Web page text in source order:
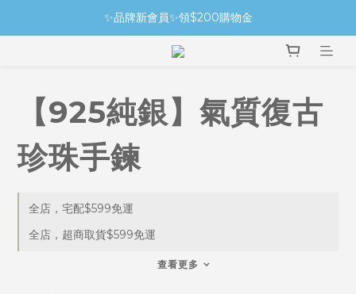
✨品牌新會員✨領$200購物金
【925純銀】氣質復古
珍珠手鍊
全店，宅配$599免運
全店，超商取貨$599免運
查看更多